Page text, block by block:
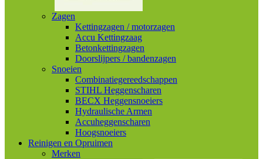
Zagen
Kettingzagen / motorzagen
Accu Kettingzaag
Betonkettingzagen
Doorslijpers / bandenzagen
Snoeien
Combinatiegereedschappen
STIHL Heggenscharen
BECX Heggensnoeiers
Hydraulische Armen
Accuheggenscharen
Hoogsnoeiers
Reinigen en Opruimen
Merken